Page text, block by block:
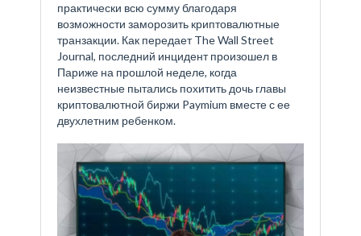
практически всю сумму благодаря
возможности заморозить криптовалютные
транзакции. Как передает The Wall Street
Journal, последний инцидент произошел в
Париже на прошлой неделе, когда
неизвестные пытались похитить дочь главы
криптовалютной биржи Paymium вместе с ее
двухлетним ребенком.